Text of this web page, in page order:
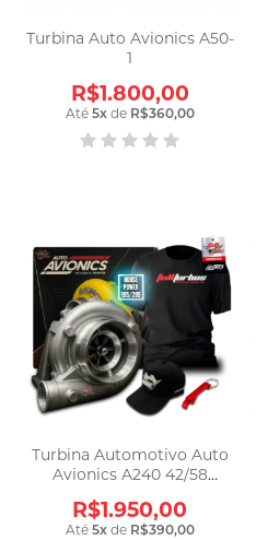
Turbina Auto Avionics A50-
1
R$1.800,00
Até 5xde R$360,00
Turbina Automotivo Auto
Avionics A240 42/58
R$1.950,00
Até 5xde R$390,00